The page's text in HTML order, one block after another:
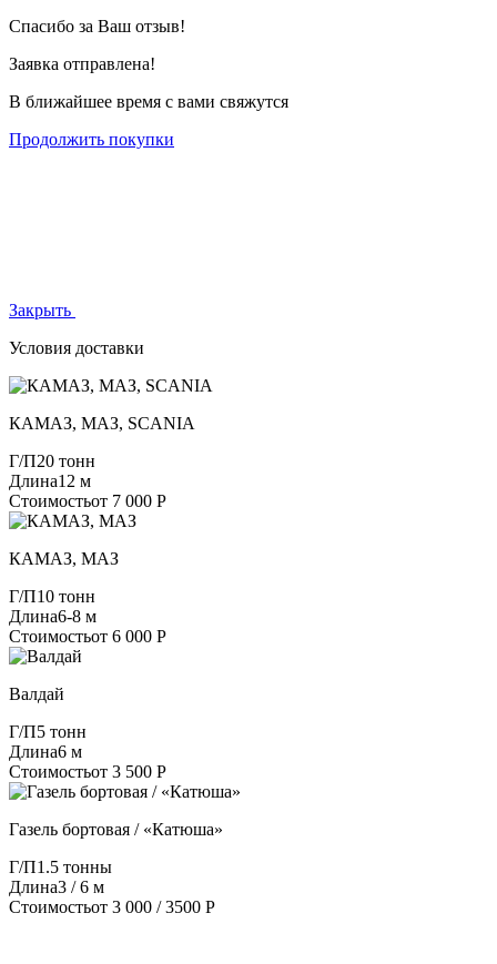
Спасибо за Ваш отзыв!
Заявка отправлена!
В ближайшее время с вами свяжутся
Продолжить покупки
Закрыть
Условия доставки
КАМАЗ, МАЗ, SCANIA
Г/П20 тонн
Длина12 м
Стоимостьот 7 000 Р
КАМАЗ, МАЗ
Г/П10 тонн
Длина6-8 м
Стоимостьот 6 000 Р
Валдай
Г/П5 тонн
Длина6 м
Стоимостьот 3 500 Р
Газель бортовая / «Катюша»
Г/П1.5 тонны
Длина3 / 6 м
Стоимостьот 3 000 / 3500 Р